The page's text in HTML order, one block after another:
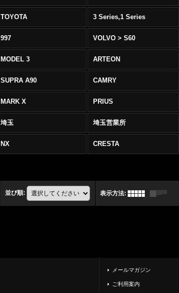
TOYOTA 3 Series,1 Series
997 VOLVO > S60
MODEL 3 ARTEON
SUPRA A90 CAMRY
MARK X PRIUS
埼玉 埼玉営業所
NX CRESTA
並び順: 表示方法:
メールマガジン
ご利用案内